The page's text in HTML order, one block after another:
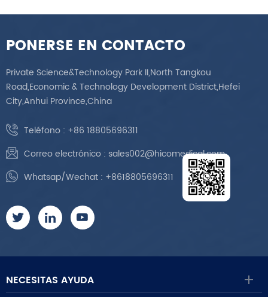
PONERSE EN CONTACTO
Private Science&Technology Park II,North Tangkou
Road,Economic & Technology Development District,Hefei
City,Anhui Province,China
Teléfono : +86 18805696311
Correo electrónico : sales002@hicomedical.com
Whatsap/Wechat : +8618805696311
NECESITAS AYUDA